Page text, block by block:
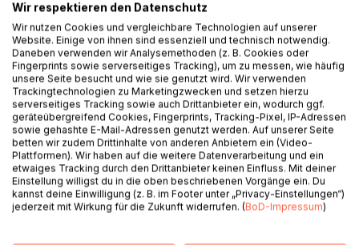
Auf die Merkliste
Titel bewerten
BESCHREIBUNG
Die Korintherbriefe des Apostels Paulus präsentieren sich
Wir respektieren den Datenschutz
Wir nutzen Cookies und vergleichbare Technologien auf unserer
Website. Einige von ihnen sind essenziell und technisch notwendig.
Daneben verwenden wir Analysemethoden (z. B. Cookies oder
Fingerprints sowie serverseitiges Tracking), um zu messen, wie häufig
unsere Seite besucht und wie sie genutzt wird. Wir verwenden
Trackingtechnologien zu Marketingzwecken und setzen hierzu
serverseitiges Tracking sowie auch Drittanbieter ein, wodurch ggf.
geräteübergreifend Cookies, Fingerprints, Tracking-Pixel, IP-Adressen
sowie gehashte E-Mail-Adressen genutzt werden. Auf unserer Seite
betten wir zudem Drittinhalte von anderen Anbietern ein (Video-
Plattformen). Wir haben auf die weitere Datenverarbeitung und ein
etwaiges Tracking durch den Drittanbieter keinen Einfluss. Mit deiner
Einstellung willigst du in die oben beschriebenen Vorgänge ein. Du
kannst deine Einwilligung (z. B. im Footer unter „Privacy-Einstellungen“)
jederzeit mit Wirkung für die Zukunft widerrufen. (BoD-Impressum)